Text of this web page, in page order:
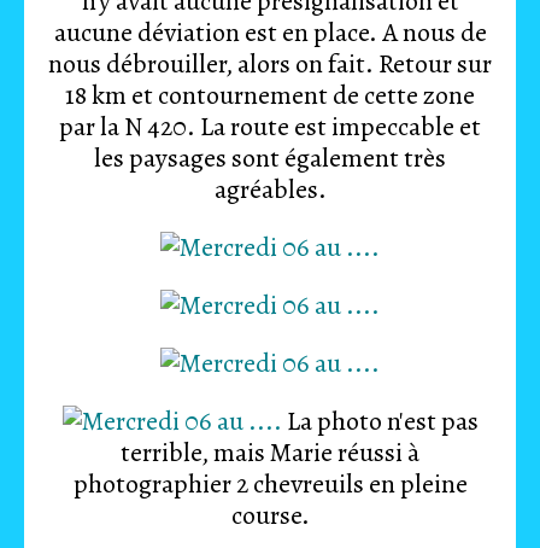
aucune déviation est en place. A nous de
nous débrouiller, alors on fait. Retour sur
18 km et contournement de cette zone
par la N 420. La route est impeccable et
les paysages sont également très
agréables.
La photo n'est pas
terrible, mais Marie réussi à
photographier 2 chevreuils en pleine
course.